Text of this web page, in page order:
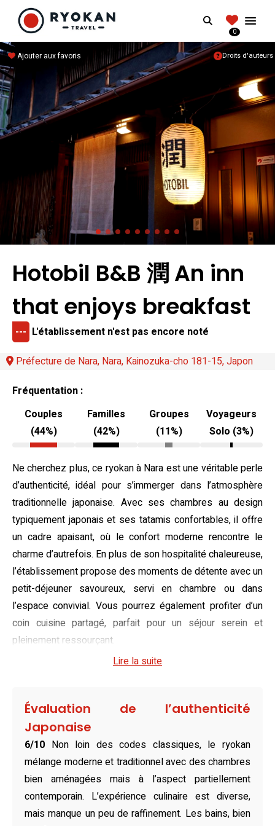
RYOKANTRAVEL
Vivez l'expérience authentique d'un Ryokan
Search
0
Droits d'auteurs
Ajouter aux favoris
Hotobil B&B 潤 An inn
that enjoys breakfast
--- L'établissement n'est pas encore noté
Préfecture de Nara, Nara, Kainozuka-cho 181-15, Japon
Fréquentation :
Couples
(44%)
Familles
(42%)
Groupes
(11%)
Voyageurs
Solo (3%)
Ne cherchez plus, ce ryokan à Nara est une véritable perle
d’authenticité, idéal pour s’immerger dans l’atmosphère
traditionnelle japonaise. Avec ses chambres au design
typiquement japonais et ses tatamis confortables, il offre
un cadre apaisant, où le confort moderne rencontre le
charme d’autrefois. En plus de son hospitalité chaleureuse,
l’établissement propose des moments de détente avec un
petit-déjeuner savoureux, servi en chambre ou dans
l’espace convivial. Vous pourrez également profiter d’un
coin cuisine partagé, parfait pour un séjour serein et
pleinement ressourçant.
Optez pour une des chambres de style japonais
simple et fonctionnelle. Que vous choisissiez une chambre
avec quatre futons ou une chambre familiale parfaite pour
un groupe, chaque espace est pensé pour garantir un
séjour agréable et paisible. Les équipements modernes,
tels que la climatisation et une connexion Wi-Fi gratuite,
assurent un confort optimal tout en respectant l’esprit
traditionnel du ryokan.
Lire la suite
Évaluation de l’authenticité
Japonaise
6/10 Non loin des codes classiques, le ryokan
mélange moderne et traditionnel avec des chambres
bien aménagées mais à l’aspect partiellement
contemporain. L’expérience culinaire est diverse,
mais manque un peu de raffinement. Les bains, bien